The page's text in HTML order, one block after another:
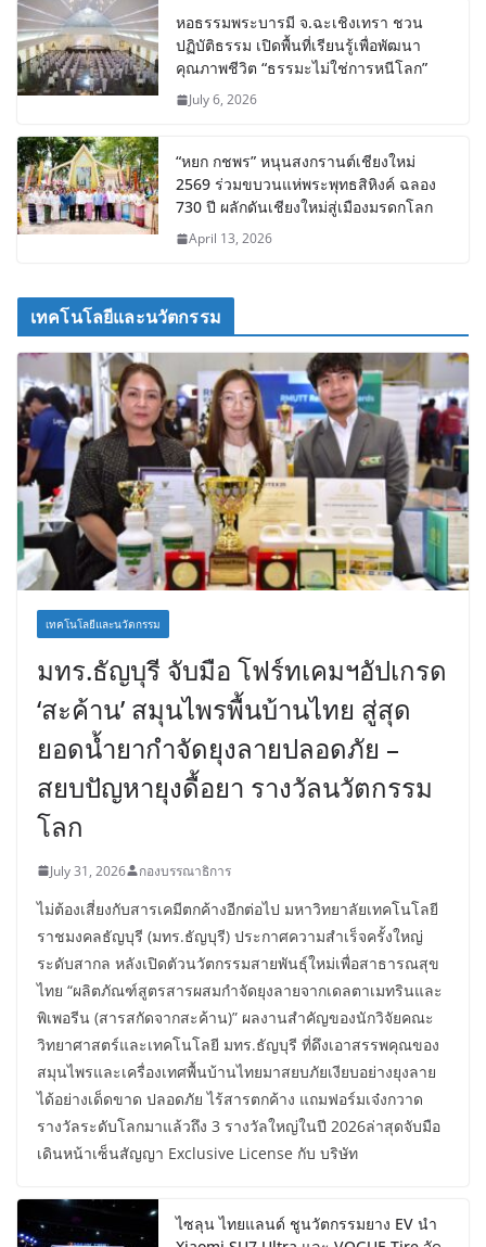
หอธรรมพระบารมี จ.ฉะเชิงเทรา ชวน
ปฏิบัติธรรม เปิดพื้นที่เรียนรู้เพื่อพัฒนา
คุณภาพชีวิต “ธรรมะไม่ใช่การหนีโลก”
July 6, 2026
“หยก กชพร” หนุนสงกรานต์เชียงใหม่
2569 ร่วมขบวนแห่พระพุทธสิหิงค์ ฉลอง
730 ปี ผลักดันเชียงใหม่สู่เมืองมรดกโลก
April 13, 2026
เทคโนโลยีและนวัตกรรม
เทคโนโลยีและนวัตกรรม
มทร.ธัญบุรี จับมือ โฟร์ทเคมฯอัปเกรด
‘สะค้าน’ สมุนไพรพื้นบ้านไทย สู่สุด
ยอดน้ำยากำจัดยุงลายปลอดภัย –
สยบปัญหายุงดื้อยา รางวัลนวัตกรรม
โลก
July 31, 2026 กองบรรณาธิการ
ไม่ต้องเสี่ยงกับสารเคมีตกค้างอีกต่อไป มหาวิทยาลัยเทคโนโลยี
ราชมงคลธัญบุรี (มทร.ธัญบุรี) ประกาศความสำเร็จครั้งใหญ่
ระดับสากล หลังเปิดตัวนวัตกรรมสายพันธุ์ใหม่เพื่อสาธารณสุข
ไทย “ผลิตภัณฑ์สูตรสารผสมกำจัดยุงลายจากเดลตาเมทรินและ
พิเพอรีน (สารสกัดจากสะค้าน)” ผลงานสำคัญของนักวิจัยคณะ
วิทยาศาสตร์และเทคโนโลยี มทร.ธัญบุรี ที่ดึงเอาสรรพคุณของ
สมุนไพรและเครื่องเทศพื้นบ้านไทยมาสยบภัยเงียบอย่างยุงลาย
ได้อย่างเด็ดขาด ปลอดภัย ไร้สารตกค้าง แถมฟอร์มเจ๋งกวาด
รางวัลระดับโลกมาแล้วถึง 3 รางวัลใหญ่ในปี 2026ล่าสุดจับมือ
เดินหน้าเซ็นสัญญา Exclusive License กับ บริษัท
ไซลุน ไทยแลนด์ ชูนวัตกรรมยาง EV นำ